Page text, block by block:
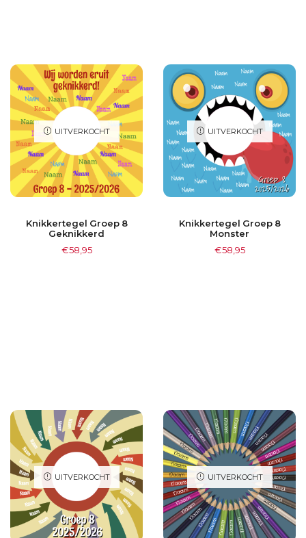
UITVERKOCHT
Knikkertegel Groep 8
Geknikkerd
€58,95
UITVERKOCHT
Knikkertegel Groep 8
Monster
€58,95
UITVERKOCHT UITVERKOCHT